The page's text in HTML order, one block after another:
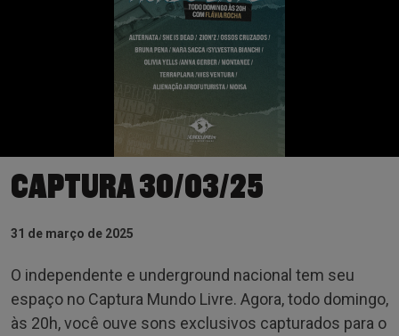
CAPTURA 30/03/25
31 de março de 2025
O independente e underground nacional tem seu
espaço no Captura Mundo Livre. Agora, todo domingo,
às 20h, você ouve sons exclusivos capturados para o